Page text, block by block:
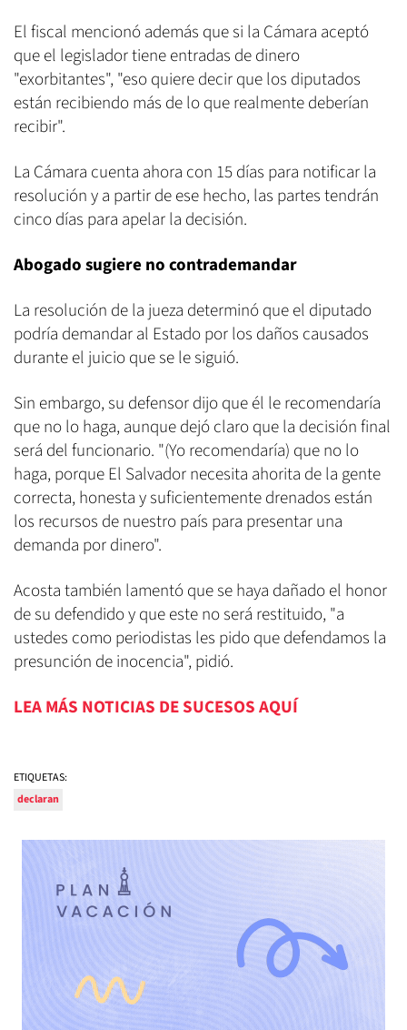
El fiscal mencionó además que si la Cámara aceptó
que el legislador tiene entradas de dinero
"exorbitantes", "eso quiere decir que los diputados
están recibiendo más de lo que realmente deberían
recibir".
La Cámara cuenta ahora con 15 días para notificar la
resolución y a partir de ese hecho, las partes tendrán
cinco días para apelar la decisión.
Abogado sugiere no contrademandar
La resolución de la jueza determinó que el diputado
podría demandar al Estado por los daños causados
durante el juicio que se le siguió.
Sin embargo, su defensor dijo que él le recomendaría
que no lo haga, aunque dejó claro que la decisión final
será del funcionario. "(Yo recomendaría) que no lo
haga, porque El Salvador necesita ahorita de la gente
correcta, honesta y suficientemente drenados están
los recursos de nuestro país para presentar una
demanda por dinero".
Acosta también lamentó que se haya dañado el honor
de su defendido y que este no será restituido, "a
ustedes como periodistas les pido que defendamos la
presunción de inocencia", pidió.
LEA MÁS NOTICIAS DE SUCESOS AQUÍ
ETIQUETAS:
declaran